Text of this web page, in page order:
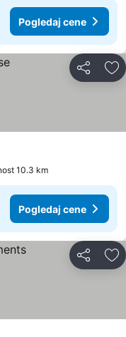
Pogledaj cene
Deli
10.3 km
Pogledaj cene
Deli